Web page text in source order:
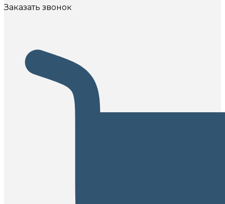
Заказать звонок